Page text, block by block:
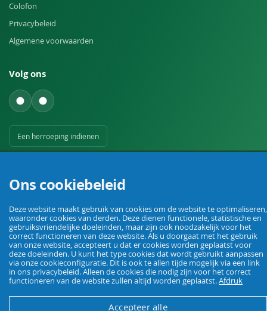
Colofon
Privacybeleid
Algemene voorwaarden
Volg ons
Een herroeping indienen
Uw vakhandel voor landbouw, veehouderij, huis, erf en tuin.
© Agrarking. Alle rechten voorbehouden.
Algemene voorwaardenPrivacybeleidHerroepingsrecht Colofon
Ons cookiebeleid
Deze website maakt gebruik van cookies om de website te optimaliseren,
waaronder cookies van derden. Deze dienen functionele, statistische en
gebruiksvriendelijke doeleinden, maar zijn ook noodzakelijk voor het
correct functioneren van deze website. Als u doorgaat met het gebruik
van onze website, accepteert u dat er cookies worden geplaatst voor
deze doeleinden. U kunt het type cookies dat wordt gebruikt aanpassen
via onze cookieconfiguratie. Dit is ook te allen tijde mogelijk via een link
in ons privacybeleid. Alleen de cookies die nodig zijn voor het correct
functioneren van de website zullen altijd worden geplaatst.Afdruk
Accepteer alle